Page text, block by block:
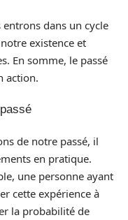
dans un cycle
existence et
En somme, le passé
action.
de notre passé, il
en pratique.
une personne ayant
cette expérience à
la probabilité de